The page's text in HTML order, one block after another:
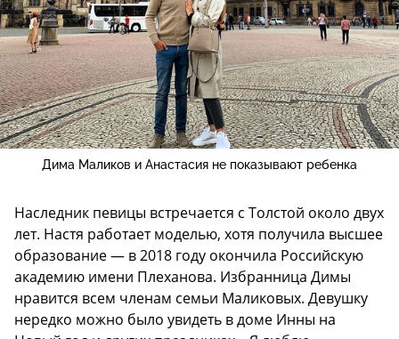
Дима Маликов и Анастасия не показывают ребенка
Наследник певицы встречается с Толстой около двух
лет. Настя работает моделью, хотя получила высшее
образование — в 2018 году окончила Российскую
академию имени Плеханова. Избранница Димы
нравится всем членам семьи Маликовых. Девушку
нередко можно было увидеть в доме Инны на